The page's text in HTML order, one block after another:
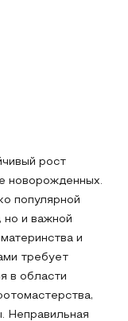
рост
новорожденных.
популярной
но и важной
и
требует
в области
Неправильная